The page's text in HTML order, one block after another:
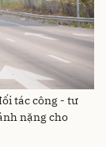
tác công - tư
nặng cho